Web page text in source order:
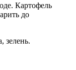
Картофель
до
зелень.